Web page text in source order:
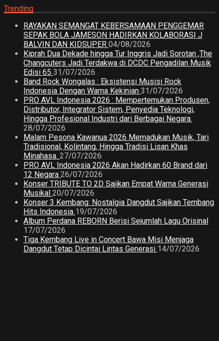
Trending
RAYAKAN SEMANGAT KEBERSAMAAN PENGGEMAR
SEPAK BOLA JAMESON HADIRKAN KOLABORASI J
BALVIN DAN KIDSUPER 04/08/2026
Kiprah Dua Dekade hingga Tur Inggris Jadi Sorotan ,The
Changcuters Jadi Terdakwa di DCDC Pengadilan Musik
Edisi 65 31/07/2026
Band Rock Wongalas : Eksistensi Musisi Rock
Indonesia Dengan Warna Kekinian 31/07/2026
PRO AVL Indonesia 2026 : Mempertemukan Produsen,
Distributor, Integrator Sistem, Penyedia Teknologi,
Hingga Profesional Industri dari Berbagai Negara.
28/07/2026
Malam Pesona Kawanua 2026 Memadukan Musik, Tari
Tradisional, Kolintang, Hingga Tradisi Lisan Khas
Minahasa. 27/07/2026
PRO AVL Indonesia 2026 Akan Hadirkan 60 Brand dari
12 Negara 26/07/2026
Konser TRIBUTE TO 2D Sajikan Empat Warna Generasi
Musikal 20/07/2026
Konser 3 Kembang: Nostalgia Dangdut Sajikan Tembang
Hits Indonesia 19/07/2026
Album Perdana REBORN Berisi Sejumlah Lagu Orisinal
17/07/2026
Tiga Kembang Live in Concert Bawa Misi Menjaga
Dangdut Tetap Dicintai Lintas Generasi 14/07/2026